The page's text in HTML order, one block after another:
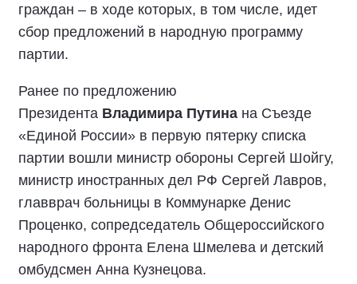
граждан – в ходе которых, в том числе, идет
сбор предложений в народную программу
партии.
Ранее по предложению
Президента Владимира Путина на Съезде
«Единой России» в первую пятерку списка
партии вошли министр обороны Сергей Шойгу,
министр иностранных дел РФ Сергей Лавров,
главврач больницы в Коммунарке Денис
Проценко, сопредседатель Общероссийского
народного фронта Елена Шмелева и детский
омбудсмен Анна Кузнецова.